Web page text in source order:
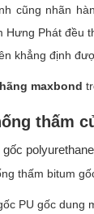
cũng nhãn
Hưng Phát
khẳng định
maxbond
thấm
thấm bitum
PU gốc dung